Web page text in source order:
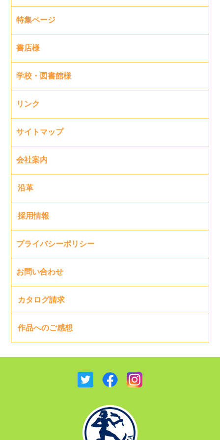
特集ページ
書店様
学校・図書館様
リンク
サイトマップ
会社案内
沿革
採用情報
プライバシーポリシー
お問い合わせ
カタログ請求
作品へのご感想